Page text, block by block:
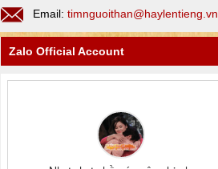
Email: timnguoithan@haylentieng.vn
Zalo Official Account